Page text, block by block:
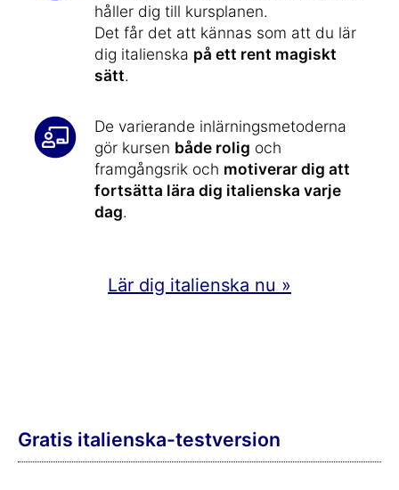
håller dig till kursplanen.
Det får det att kännas som att du lär
dig italienska på ett rent magiskt
sätt.
De varierande inlärningsmetoderna
gör kursen både rolig och
framgångsrik och motiverar dig att
fortsätta lära dig italienska varje
dag.
Lär dig italienska nu »
Gratis italienska-testversion